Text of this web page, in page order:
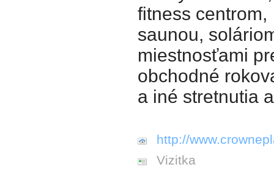
fitness centrom,
saunou,
miestnosťami
obchodné
a iné stretnutia
http://
Vizitka